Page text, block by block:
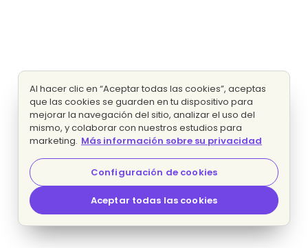
Al hacer clic en “Aceptar todas las cookies”, aceptas
que las cookies se guarden en tu dispositivo para
mejorar la navegación del sitio, analizar el uso del
mismo, y colaborar con nuestros estudios para
marketing. Más información sobre su privacidad
Configuración de cookies
Aceptar todas las cookies